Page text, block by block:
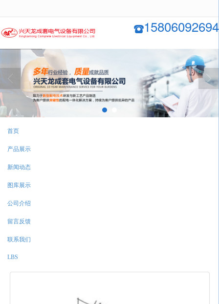
15806092694
首页
产品展示
新闻动态
图库展示
公司介绍
留言反馈
联系我们
LBS